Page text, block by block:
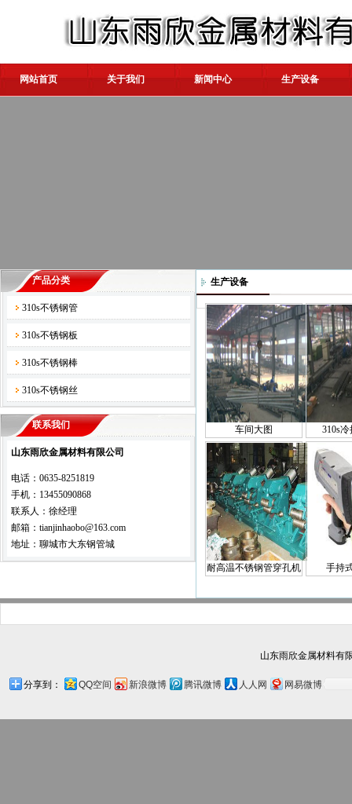
网站首页 关于我们 新闻中心 生产设备
产品分类
310s不锈钢管
310s不锈钢板
310s不锈钢棒
310s不锈钢丝
联系我们
山东雨欣金属材料有限公司
电话：0635-8251819
手机：13455090868
联系人：徐经理
邮箱：tianjinhaobo@163.com
地址：聊城市大东钢管城
生产设备
车间大图 310s
耐高温不锈钢管穿孔机 手持
山东雨欣金属材料有
分享到： QQ空间 新浪微博 腾讯微博 人人网 网易微博